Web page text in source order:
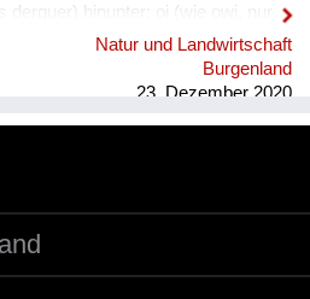
derquer) hinunter: oi (wie owi, nur
zwar in Richtung des
- komm herunter, und zwar zu
es weg) werfen: kai (nasaliertes
Natur und Landwirtschaft
Burgenland
23. Dezember 2020